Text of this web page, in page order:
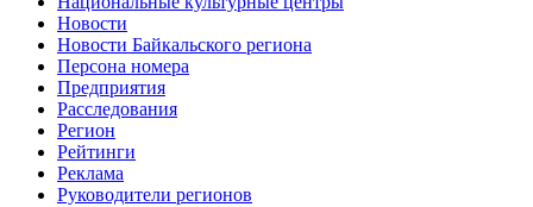
Новости
Новости Байкальского региона
Персона номера
Предприятия
Расследования
Регион
Рейтинги
Реклама
Руководители регионов